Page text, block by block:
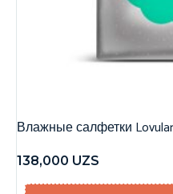
Влажные салфетки
138,000 UZS